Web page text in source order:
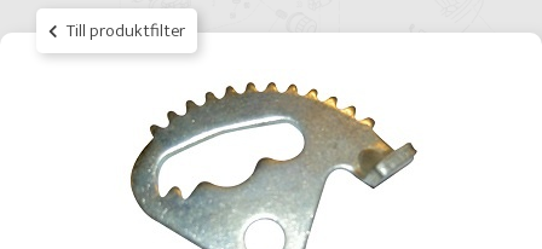
Till produktfilter